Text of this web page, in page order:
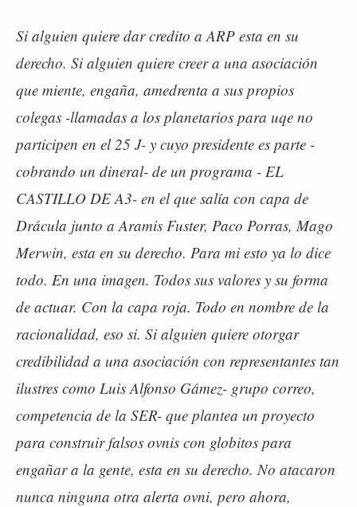
Si alguien quiere dar credito a ARP esta en su
derecho. Si alguien quiere creer a una asociación
que miente, engaña, amedrenta a sus propios
colegas -llamadas a los planetarios para uqe no
participen en el 25 J- y cuyo presidente es parte -
cobrando un dineral- de un programa - EL
CASTILLO DE A3- en el que salía con capa de
Drácula junto a Aramis Fuster, Paco Porras, Mago
Merwin, esta en su derecho. Para mi esto ya lo dice
todo. En una imagen. Todos sus valores y su forma
de actuar. Con la capa roja. Todo en nombre de la
racionalidad, eso si. Si alguien quiere otorgar
credibilidad a una asociación con representantes tan
ilustres como Luis Alfonso Gámez- grupo correo,
competencia de la SER- que plantea un proyecto
para construir falsos ovnis con globitos para
engañar a la gente, esta en su derecho. No atacaron
nunca ninguna otra alerta ovni, pero ahora,